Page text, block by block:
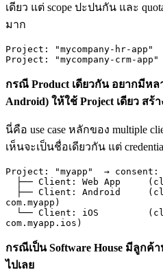
เดียว แต่ scope ปะปนกัน และ
มาก
Project: "mycompany-hr-
Project: "mycompany-crm-
กรณี Product เดียวกัน อยากมีหล
Android) ให้ใช้ Project เดียว สร้
นี่คือ use case หลักของ multiple
เห็นจะเป็นชื่อเดียวกัน แต่
Project: "myapp"  → consent:
com.myapp)
com.myapp.ios)
กรณีเป็น Software House มีลูกค้
ไปเลย